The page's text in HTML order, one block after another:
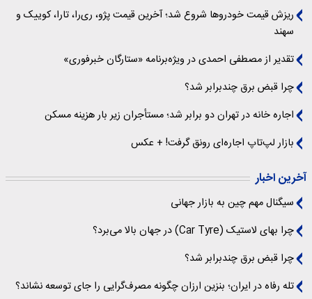
ریزش قیمت خودروها شروع شد؛ آخرین قیمت پژو، ری‌را، تارا، کوییک و
سهند
تقدیر از مصطفی احمدی در ویژه‌برنامه «ستارگان خبرفوری»
چرا قبض برق چندبرابر شد؟
اجاره خانه در تهران دو برابر شد؛ مستأجران زیر بار هزینه مسکن
بازار لپ‌تاپ اجاره‌ای رونق گرفت! + عکس
آخرین اخبار
سیگنال‌ مهم چین به بازار جهانی
چرا بهای لاستیک (Car Tyre) در جهان بالا می‌برد؟
چرا قبض برق چندبرابر شد؟
تله رفاه در ایران؛ بنزین ارزان چگونه مصرف‌گرایی را جای توسعه نشاند؟